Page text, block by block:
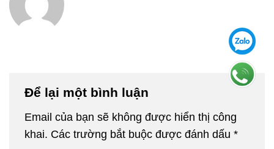
Để lại một bình luận
Email của bạn sẽ không được hiển thị công
khai. Các trường bắt buộc được đánh dấu *